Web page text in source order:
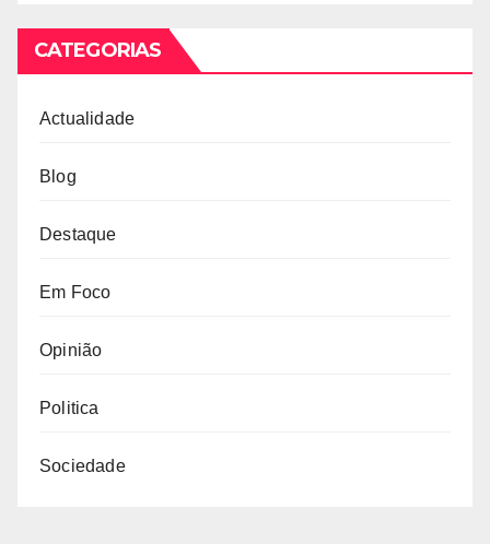
CATEGORIAS
Actualidade
Blog
Destaque
Em Foco
Opinião
Politica
Sociedade